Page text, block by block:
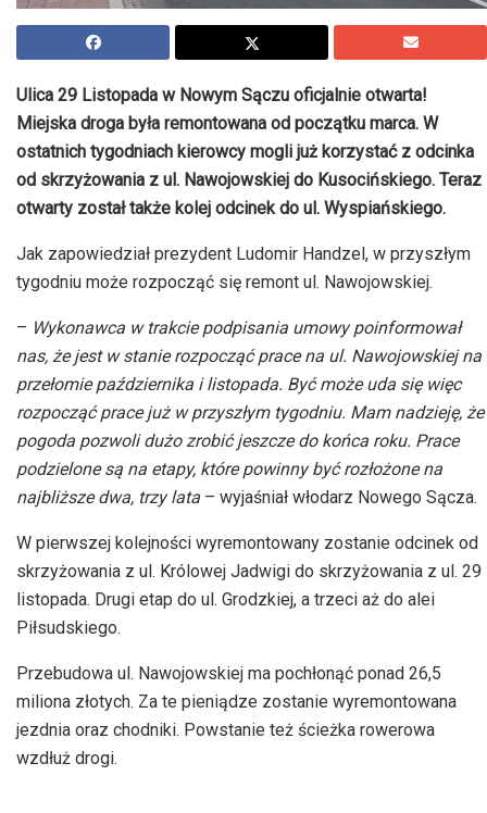
Ulica 29 Listopada w Nowym Sączu oficjalnie otwarta!
Miejska droga była remontowana od początku marca. W
ostatnich tygodniach kierowcy mogli już korzystać z odcinka
od skrzyżowania z ul. Nawojowskiej do Kusocińskiego. Teraz
otwarty został także kolej odcinek do ul. Wyspiańskiego.
Jak zapowiedział prezydent Ludomir Handzel , w przyszłym
tygodniu może rozpocząć się remont ul. Nawojowskiej.
– Wykonawca w trakcie podpisania umowy poinformował
nas, że jest w stanie rozpocząć prace na ul. Nawojowskiej na
przełomie października i listopada. Być może uda się więc
rozpocząć prace już w przyszłym tygodniu. Mam nadzieję, że
pogoda pozwoli dużo zrobić jeszcze do końca roku. Prace
podzielone są na etapy, które powinny być rozłożone na
najbliższe dwa, trzylata – wyjaśniał włodarz Nowego Sącza.
W pierwszej kolejności wyremontowany zostanie odcinek od
skrzyżowania z ul. Królowej Jadwigi do skrzyżowania z ul. 29
listopada. Drugi etap do ul. Grodzkiej, a trzeci aż do alei
Piłsudskiego.
Przebudowa ul. Nawojowskiej ma pochłonąć ponad 26,5
miliona złotych. Za te pieniądze zostanie wyremontowana
jezdnia oraz chodniki. Powstanie też ścieżka rowerowa
wzdłuż drogi.